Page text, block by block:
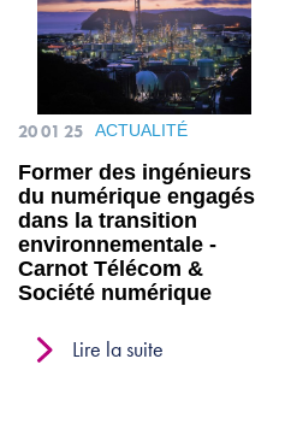
20 01 25 ACTUALITÉ
Former des ingénieurs
du numérique engagés
dans la transition
environnementale -
Carnot Télécom &
Société numérique
Lire la suite